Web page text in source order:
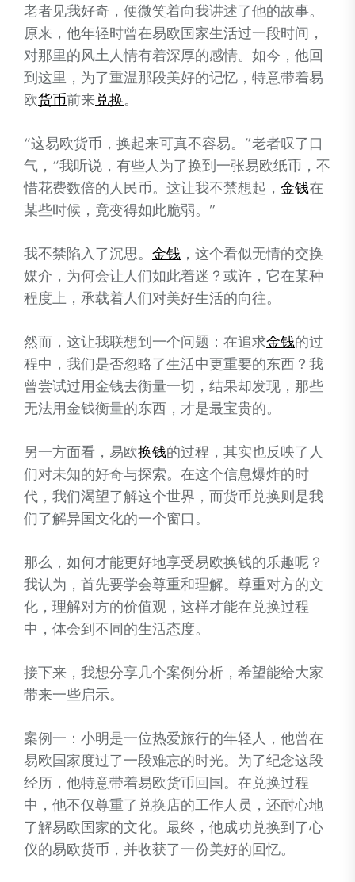
老者见我好奇，便微笑着向我讲述了他的故事。
原来，他年轻时曾在易欧国家生活过一段时间，
对那里的风土人情有着深厚的感情。如今，他回
到这里，为了重温那段美好的记忆，特意带着易
欧货币前来兑换。
“这易欧货币，换起来可真不容易。”老者叹了口
气，“我听说，有些人为了换到一张易欧纸币，不
惜花费数倍的人民币。这让我不禁想起， 金钱在
某些时候，竟变得如此脆弱。”
我不禁陷入了沉思。 金钱 ，这个看似无情的交换
媒介，为何会让人们如此着迷？或许，它在某种
程度上，承载着人们对美好生活的向往。
然而，这让我联想到一个问题：在追求金钱的过
程中，我们是否忽略了生活中更重要的东西？我
曾尝试过用金钱去衡量一切，结果却发现，那些
无法用金钱衡量的东西，才是最宝贵的。
另一方面看，易欧换钱的过程，其实也反映了人
们对未知的好奇与探索。在这个信息爆炸的时
代，我们渴望了解这个世界，而货币兑换则是我
们了解异国文化的一个窗口。
那么，如何才能更好地享受易欧换钱的乐趣呢？
我认为，首先要学会尊重和理解。尊重对方的文
化，理解对方的价值观，这样才能在兑换过程
中，体会到不同的生活态度。
接下来，我想分享几个案例分析，希望能给大家
带来一些启示。
案例一：小明是一位热爱旅行的年轻人，他曾在
易欧国家度过了一段难忘的时光。为了纪念这段
经历，他特意带着易欧货币回国。在兑换过程
中，他不仅尊重了兑换店的工作人员，还耐心地
了解易欧国家的文化。最终，他成功兑换到了心
仪的易欧货币，并收获了一份美好的回忆。